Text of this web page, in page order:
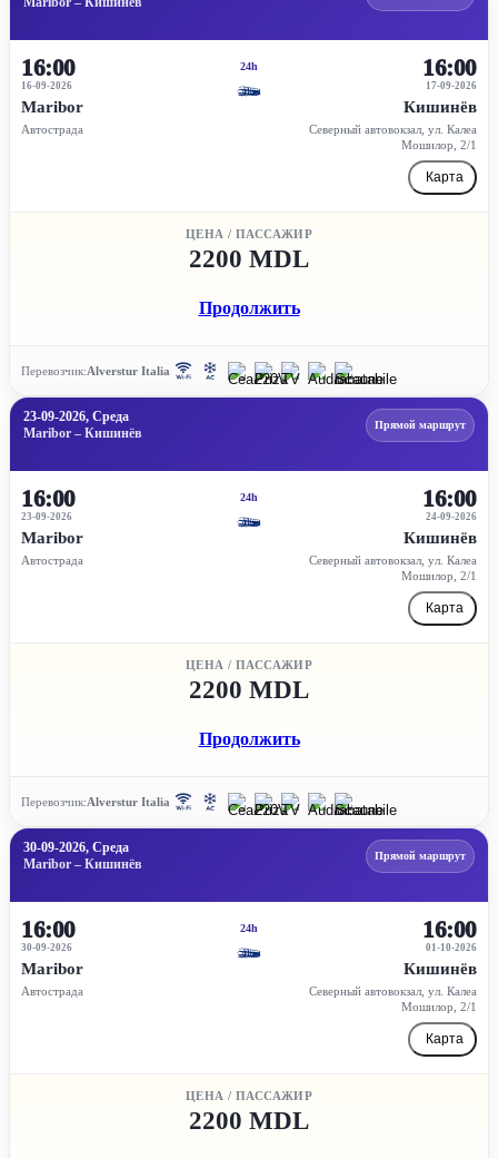
16:00
16-09-2026
Maribor
Автострада
24h
17-09-2026
16:00
Кишинёв
Северный автовокзал, ул. Калеа
Мошилор, 2/1
Карта
ЦЕНА / ПАССАЖИР
2200 MDL
Продолжить
Перевозчик:Alverstur Italia
23-09-2026, Среда
Maribor – Кишинёв
Прямой маршрут
16:00
23-09-2026
Maribor
Автострада
24h
24-09-2026
16:00
Кишинёв
Северный автовокзал, ул. Калеа
Мошилор, 2/1
Карта
ЦЕНА / ПАССАЖИР
2200 MDL
Продолжить
Перевозчик:Alverstur Italia
30-09-2026, Среда
Maribor – Кишинёв
Прямой маршрут
16:00
30-09-2026
Maribor
Автострада
24h
01-10-2026
16:00
Кишинёв
Северный автовокзал, ул. Калеа
Мошилор, 2/1
Карта
ЦЕНА / ПАССАЖИР
2200 MDL